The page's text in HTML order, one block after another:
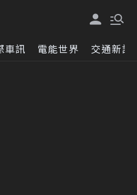
車訊 電能世界 交通新訊